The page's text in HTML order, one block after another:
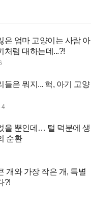
은 엄마 고양이는 사람 아
처럼 대하는데...?!
들은 뭐지... 헉, 아기 고양
4
을 뿐인데… 털 덕분에 생
순환
개와 가장 작은 개, 특별
?!